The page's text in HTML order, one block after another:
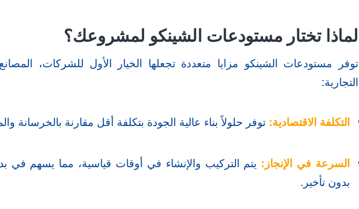
لماذا تختار مستودعات الشينكو لمشروعك؟
توفر مستودعات الشينكو مزايا متعددة تجعلها الخيار الأول للشركات،
التجارية:
التكلفة الاقتصادية: توفر حلولاً بناء عالية الجودة بتكلفة أقل مقارنة بالخرسانة
السرعة في الإنجاز: يتم التركيب والإنشاء في أوقات قياسية، مما يسهم
بدون تأخير.